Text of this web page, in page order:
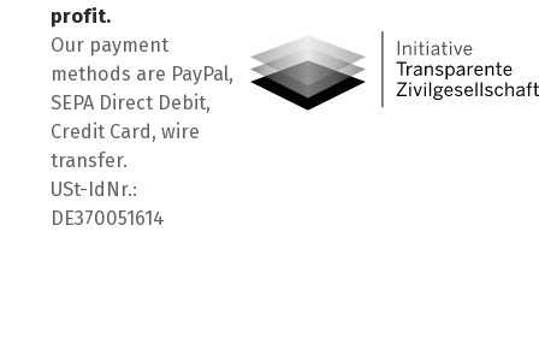
profit.
Our payment
methods are PayPal,
SEPA Direct Debit,
Credit Card, wire
transfer.
USt-IdNr.:
DE370051614